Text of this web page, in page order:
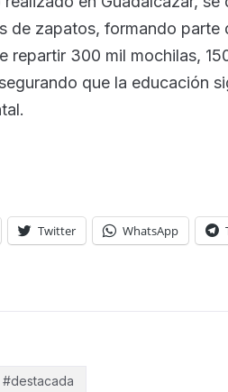
de zapatos, formando
repartir 300 mil mochilas,
que la educación
Twitter WhatsApp
#destacada